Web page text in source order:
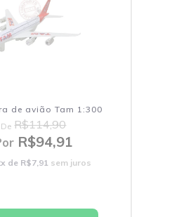
de avião Tam 1:300
De R$114,90
R$94,91
x de R$7,91 sem juros